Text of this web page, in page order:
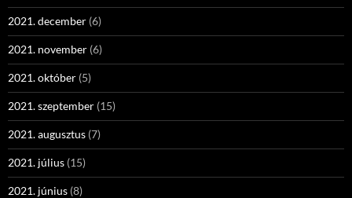
2021. december (6)
2021. november (6)
2021. október (5)
2021. szeptember (15)
2021. augusztus (7)
2021. július (15)
2021. június (8)